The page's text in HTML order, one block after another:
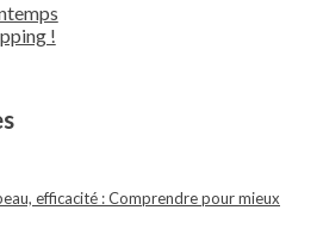
!
efficacité : Comprendre pour mieux